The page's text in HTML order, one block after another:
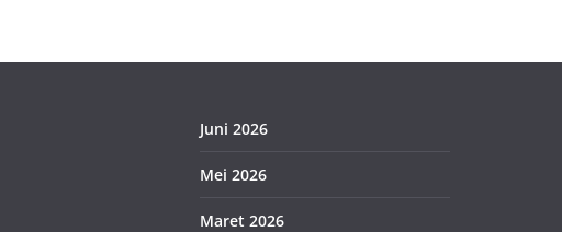
Juni 2026
Mei 2026
Maret 2026